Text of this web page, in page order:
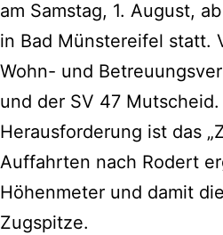
am Samstag, 1. August,
in Bad Münstereifel statt.
Wohn- und
und der SV 47
Herausforderung ist das
Auffahrten nach Rodert
Höhenmeter und damit
Zugspitze.